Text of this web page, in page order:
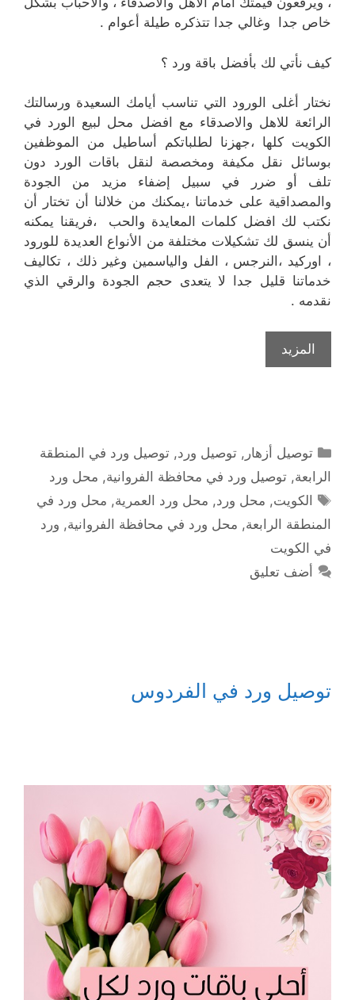
خاص جدا وغالي جدا تتذكره طيلة أعوام .
كيف نأتي لك بأفضل باقة ورد ؟
نختار أغلى الورود التي تناسب أيامك السعيدة ورسالتك
الرائعة للاهل والاصدقاء مع افضل محل لبيع الورد في
الكويت كلها ،جهزنا لطلباتكم أساطيل من الموظفين
بوسائل نقل مكيفة ومخصصة لنقل باقات الورد دون
تلف أو ضرر في سبيل إضفاء مزيد من الجودة
والمصداقية على خدماتنا ،يمكنك من خلالنا أن تختار أن
نكتب لك افضل كلمات المعايدة والحب ،فريقنا يمكنه
أن ينسق لك تشكيلات مختلفة من الأنواع العديدة للورود
، اوركيد ،النرجس ، الفل والياسمين وغير ذلك ، تكاليف
خدماتنا قليل جدا لا يتعدى حجم الجودة والرقي الذي
نقدمه .
المزيد
التصنيفات
توصيل أزهار ,توصيل ورد,توصيل ورد في المنطقة
الرابعة, توصيل ورد في محافظة الفروانية, محل ورد
الوسوم
الكويت, محل ورد, محل ورد العمرية, محل ورد في
المنطقة الرابعة, محل ورد في محافظة الفروانية, ورد
في الكويت
أضف تعليق
توصيل ورد في الفردوس